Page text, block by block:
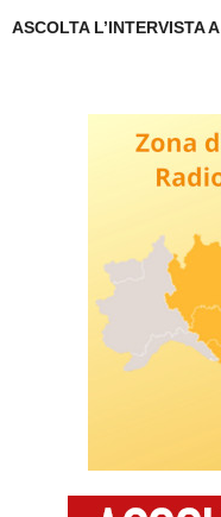
ASCOLTA L’INTERVISTA